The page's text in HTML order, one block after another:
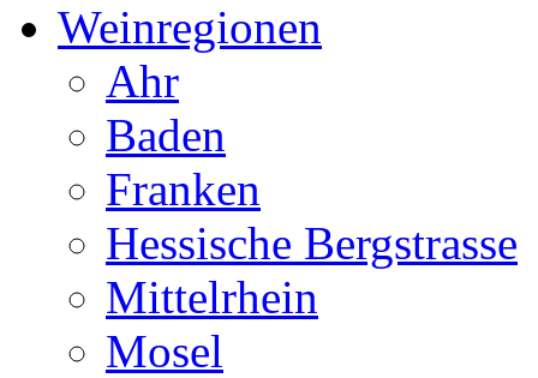
Weinregionen
Ahr
Baden
Franken
Hessische Bergstrasse
Mittelrhein
Mosel